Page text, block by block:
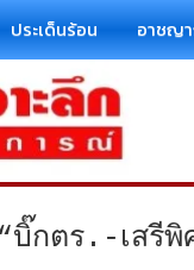
ประเด็นร้อน อาชญ
บิ๊กตร.-เสรี